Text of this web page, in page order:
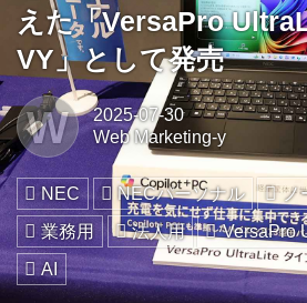
えた「VersaPro
VY」として発売
W
2025-07-30
Web Marketing-y
NEC NECパーソナル ノ
業務用
法人用
VersaPro
AI